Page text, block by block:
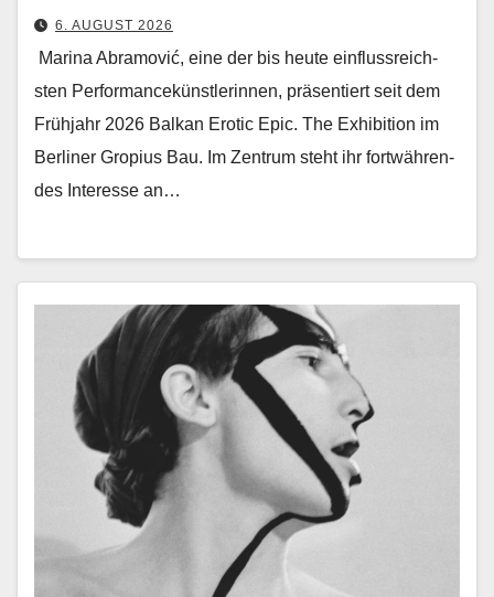
6. AUGUST 2026
Mari­na Abramović, eine der bis heute ein­flussre­ich­
sten Per­for­mancekün­st­lerin­nen, präsen­tiert seit dem
Früh­jahr 2026 Balkan Erot­ic Epic. The Exhi­bi­tion im
Berlin­er Gropius Bau. Im Zen­trum ste­ht ihr fortwähren­
des Inter­esse an…